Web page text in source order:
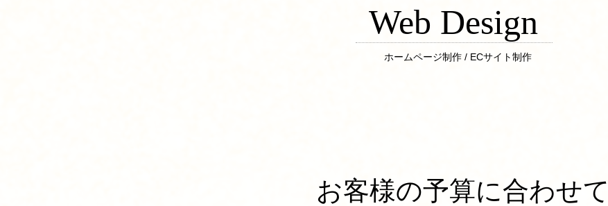
Web Design
​ホームページ制作 / ECサイト制作
お客様の予算に合わせて